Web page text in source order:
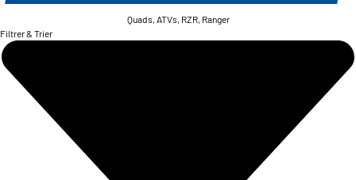
Quads, ATVs, RZR, Ranger
Filtrer & Trier